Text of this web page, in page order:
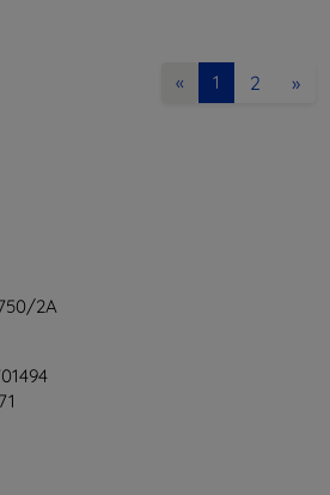
« 1 2 »
2A